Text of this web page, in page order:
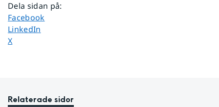
Dela sidan på:
Dela sidan på
Facebook
Dela sidan på
LinkedIn
Dela sidan på
X
Relaterade sidor